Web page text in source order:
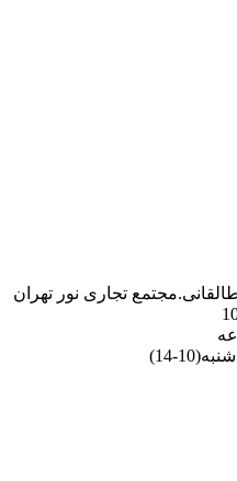
تجاری نور تهران